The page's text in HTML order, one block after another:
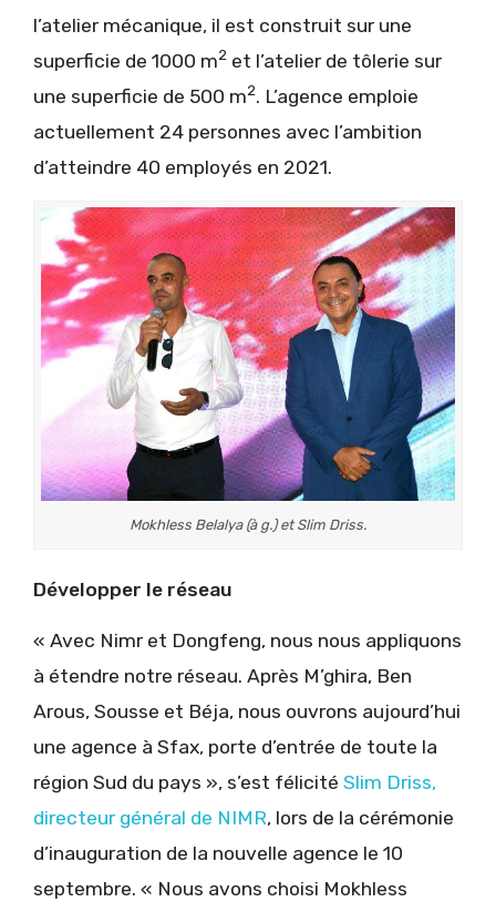
l’atelier mécanique, il est construit sur une
superficie de 1000 m2 et l’atelier de tôlerie sur
une superficie de 500 m2. L’agence emploie
actuellement 24 personnes avec l’ambition
d’atteindre 40 employés en 2021.
Mokhless Belalya (à g.) et Slim Driss.
Développer le réseau
« Avec Nimr et Dongfeng, nous nous appliquons
à étendre notre réseau. Après M’ghira, Ben
Arous, Sousse et Béja, nous ouvrons aujourd’hui
une agence à Sfax, porte d’entrée de toute la
région Sud du pays », s’est félicité Slim Driss,
directeur général de NIMR, lors de la cérémonie
d’inauguration de la nouvelle agence le 10
septembre. « Nous avons choisi Mokhless